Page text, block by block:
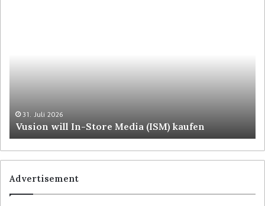
31. Juli 2026
Vusion will In-Store Media (ISM) kaufen
Advertisement